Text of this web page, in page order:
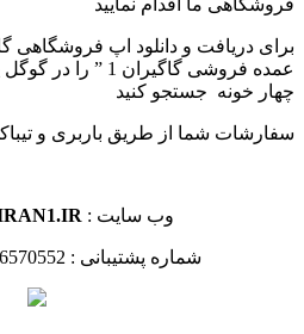
عمده فروشی گاگیران
چهار خونه جستجو کنید
سفارشات شما از طریق باربری و
وب سایت :
شماره پشتیبانی : 09336570552 – خداوردی